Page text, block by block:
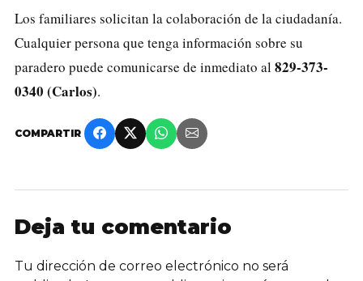
Los familiares solicitan la colaboración de la ciudadanía.
Cualquier persona que tenga información sobre su
paradero puede comunicarse de inmediato al 829-373-
0340 (Carlos).
COMPARTIR
Deja tu comentario
Tu dirección de correo electrónico no será